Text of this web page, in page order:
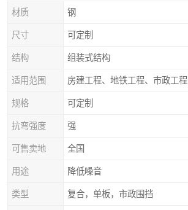
材质 钢
尺寸 可定制
结构 组装式结构
适用范围 房建工程、地铁工程、市政工程
规格 可定制
抗弯强度 强
可售卖地 全国
用途 降低噪音
类型 复合，单板，市政围挡